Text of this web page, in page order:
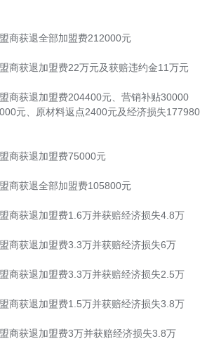
商获退全部加盟费212000元
商获退加盟费22万元及获赔违约金11万元
商获退加盟费204400元、营销补贴30000
元、原材料返点2400元及经济损失177980
商获退加盟费75000元
商获退全部加盟费105800元
商获退加盟费1.6万并获赔经济损失4.8万
商获退加盟费3.3万并获赔经济损失6万
商获退加盟费3.3万并获赔经济损失2.5万
商获退加盟费1.5万并获赔经济损失3.8万
商获退加盟费3万并获赔经济损失3.8万